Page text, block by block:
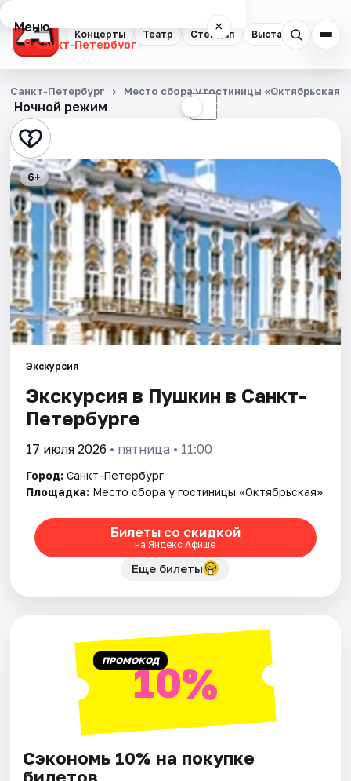
Концерты Театр Стендап Выставки
Меню ×
Санкт-Петербург
Концерты
Театр
Стендап
Выставки
Квесты
Экскурсии
Спорт
События
Города
Площадки
Рейтинги
Ночной режим ☾
Санкт-Петербург Место сбора у гостиницы «Октябрьская»
6+
Экскурсия
Экскурсия в Пушкин в Санкт-
Петербурге
17 июля 2026 • пятница • 11:00
Город: Санкт-Петербург
Площадка: Место сбора у гостиницы «Октябрьская»
Билеты со скидкой
на Яндекс Афише
Еще билеты
ПРОМОКОД10%
Сэкономь 10% на покупке
билетов